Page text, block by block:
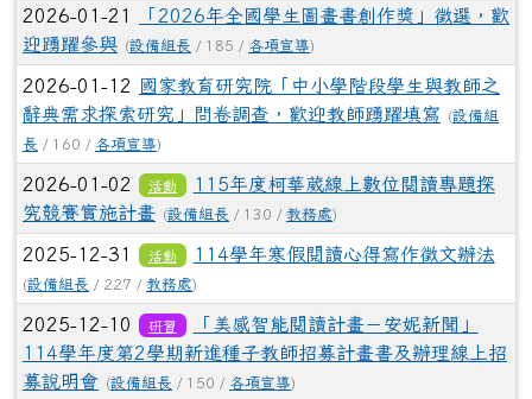
2026-01-21
「2026年全國學生圖畫書創作獎」徵選，歡
迎踴躍參與 (設備組長 / 185 / 各項宣導)
2026-01-12 國家教育研究院「中小學階段學生與教師之
辭典需求探索研究」問卷調查，歡迎教師踴躍填寫
(設備組
長 / 160 / 各項宣導)
2026-01-02 活動
115年度柯華葳線上數位閱讀專題探
究競賽實施計畫 (設備組長 / 130 / 教務處)
2025-12-31 活動 114學年寒假閱讀心得寫作徵文辦法
(設備組長 / 227 / 教務處)
2025-12-10 研習
「美感智能閱讀計畫－安妮新聞」
114學年度第2學期新進種子教師招募計畫書及辦理線上招
募說明會 (設備組長 / 150 / 各項宣導)